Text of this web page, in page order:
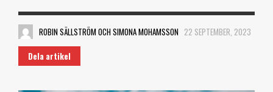
ROBIN SÄLLSTRÖM OCH SIMONA MOHAMSSON 22 SEPTEMBER, 2023
Dela artikel